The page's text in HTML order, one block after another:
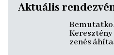
Aktuális
zenés